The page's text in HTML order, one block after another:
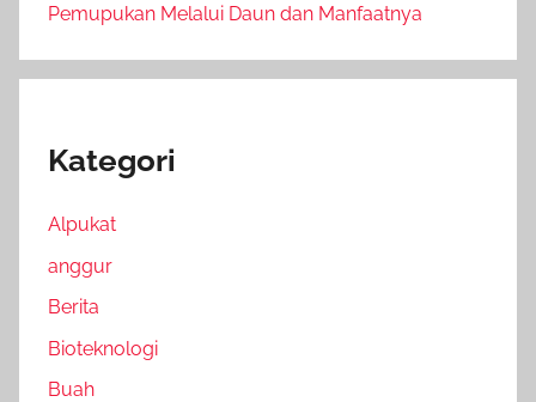
Pemupukan Melalui Daun dan Manfaatnya
Kategori
Alpukat
anggur
Berita
Bioteknologi
Buah